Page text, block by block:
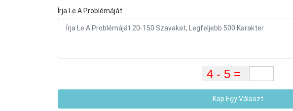
Írja Le A Problémáját
Kap Egy Választ